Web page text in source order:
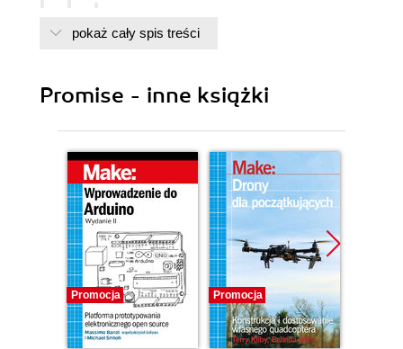
Zwinne zarządzanie produktem
Co to jest zarządzanie
zorientowanej na produkt,
sprzedaż lub marketing
Co to znaczy właściciel
produktu?
Różne typy właścicieli
produktu
Urzędnik
Pośrednik
Przedstawiciel biznesu
pokaż cały spis treści
Promise - inne książki
Promocja Promocja